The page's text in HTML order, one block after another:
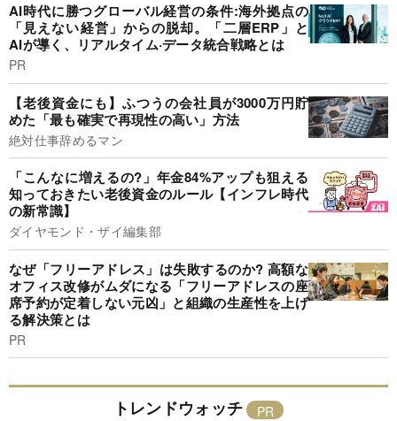
AI時代に勝つグローバル経営の条件:海外拠点の
「見えない経営」からの脱却。「二層ERP」と
AIが導く、リアルタイム·データ統合戦略とは
PR
【老後資金にも】ふつうの会社員が3000万円貯
めた「最も確実で再現性の高い」方法
絶対仕事辞めるマン
「こんなに増えるの?」年金84%アップも狙える
知っておきたい老後資金のルール【インフレ時代
の新常識】
ダイヤモンド・ザイ編集部
なぜ「フリーアドレス」は失敗するのか? 高額な
オフィス改修がムダになる「フリーアドレスの座
席予約が定着しない元凶」と組織の生産性を上げ
る解決策とは
PR
トレンドウォッチ